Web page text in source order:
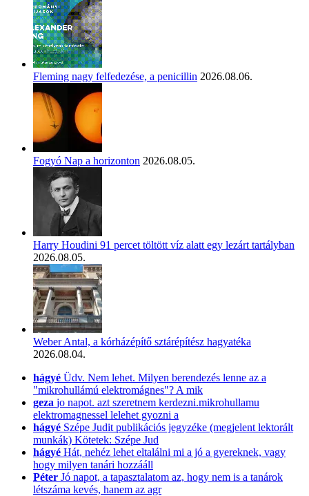
Fleming nagy felfedezése, a penicillin 2026.08.06.
Fogyó Nap a horizonton 2026.08.05.
Harry Houdini 91 percet töltött víz alatt egy lezárt tartályban
2026.08.05.
Weber Antal, a kórházépítő sztárépítész hagyatéka
2026.08.04.
hágyé Üdv. Nem lehet. Milyen berendezés lenne az a
"mikrohullámú elektromágnes"? A mik
geza jo napot. azt szeretnem kerdezni.mikrohullamu
elektromagnessel lelehet gyozni a
hágyé Szépe Judit publikációs jegyzéke (megjelent lektorált
munkák) Kötetek: Szépe Jud
hágyé Hát, nehéz lehet eltalálni mi a jó a gyereknek, vagy
hogy milyen tanári hozzááll
Péter Jó napot, a tapasztalatom az, hogy nem is a tanárok
létszáma kevés, hanem az agr